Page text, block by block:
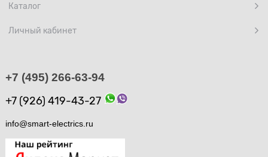
Каталог
Личный кабинет
+7 (495) 266-63-94
+7 (926) 419-43-27
info@smart-electrics.ru